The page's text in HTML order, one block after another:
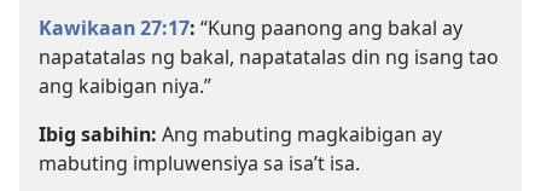
Kawikaan 27:17: “Kung paanong ang bakal ay
napatatalas ng bakal, napatatalas din ng isang tao
ang kaibigan niya.”
Ibig sabihin: Ang mabuting magkaibigan ay
mabuting impluwensiya sa isa’t isa.